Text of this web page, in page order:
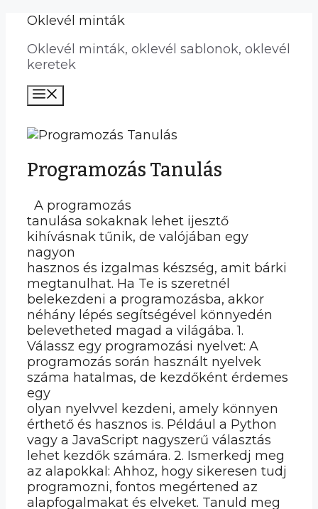
Kilépés
tartalomba
Oklevél minták
Oklevél minták, oklevél sablonok, oklevél
keretek
Programozás Tanulás
A programozás
tanulása sokaknak lehet ijesztő
kihívásnak tűnik, de valójában egy
nagyon
hasznos és izgalmas készség, amit bárki
megtanulhat. Ha Te is szeretnél
belekezdeni a programozásba, akkor
néhány lépés segítségével könnyedén
belevetheted magad a világába. 1.
Válassz egy programozási nyelvet: A
programozás során használt nyelvek
száma hatalmas, de kezdőként érdemes
egy
olyan nyelvvel kezdeni, amely könnyen
érthető és hasznos is. Például a Python
vagy a JavaScript nagyszerű választás
lehet kezdők számára. 2. Ismerkedj meg
az alapokkal: Ahhoz, hogy sikeresen tudj
programozni, fontos megértened az
alapfogalmakat és elveket. Tanuld meg